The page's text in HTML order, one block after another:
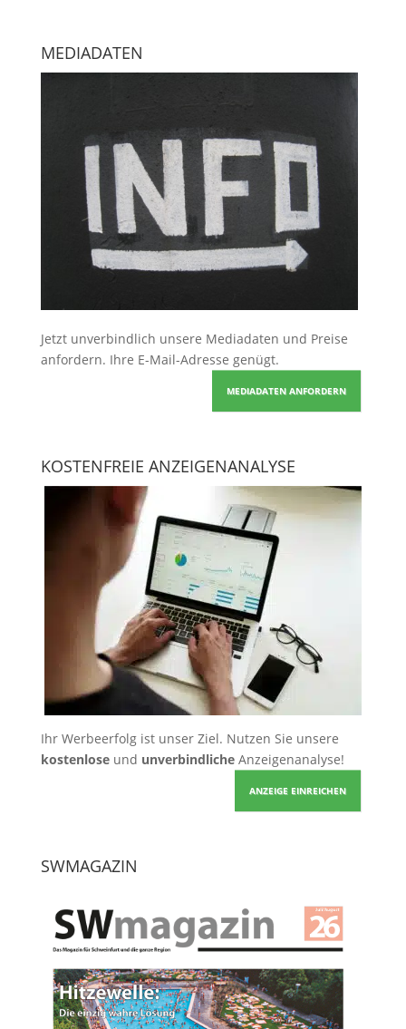
MEDIADATEN
Jetzt unverbindlich unsere Mediadaten und Preise
anfordern. Ihre E-Mail-Adresse genügt.
MEDIADATEN ANFORDERN
KOSTENFREIE ANZEIGENANALYSE
Ihr Werbeerfolg ist unser Ziel. Nutzen Sie unsere
kostenloseund unverbindlicheAnzeigenanalyse!
ANZEIGE EINREICHEN
SWMAGAZIN